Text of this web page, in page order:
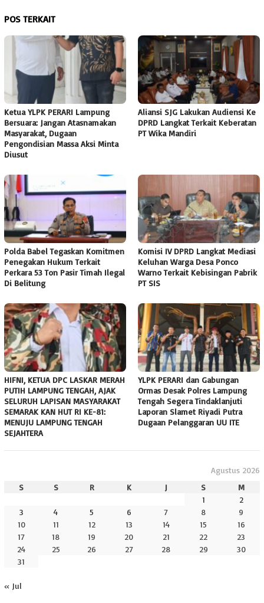
POS TERKAIT
Ketua YLPK PERARI Lampung
Bersuara: Jangan Atasnamakan
Masyarakat, Dugaan
Pengondisian Massa Aksi Minta
Diusut
Aliansi SJG Lakukan Audiensi Ke
DPRD Langkat Terkait Keberatan
PT Wika Mandiri
Polda Babel Tegaskan Komitmen
Penegakan Hukum Terkait
Perkara 53 Ton Pasir Timah Ilegal
Di Belitung
Komisi IV DPRD Langkat Mediasi
Keluhan Warga Desa Ponco
Warno Terkait Kebisingan Pabrik
PT SIS
HIFNI, KETUA DPC LASKAR MERAH
PUTIH LAMPUNG TENGAH, AJAK
SELURUH LAPISAN MASYARAKAT
SEMARAK KAN HUT RI KE-81:
MENUJU LAMPUNG TENGAH
SEJAHTERA
YLPK PERARI dan Gabungan
Ormas Desak Polres Lampung
Tengah Segera Tindaklanjuti
Laporan Slamet Riyadi Putra
Dugaan Pelanggaran UU ITE
Agustus 2026
S
S R K J S
M
1
2
3
4 5 6 7 8
9
10
11 12 13 14 15
16
17
18 19 20 21 22
23
24
25 26 27 28 29
30
31
« Jul